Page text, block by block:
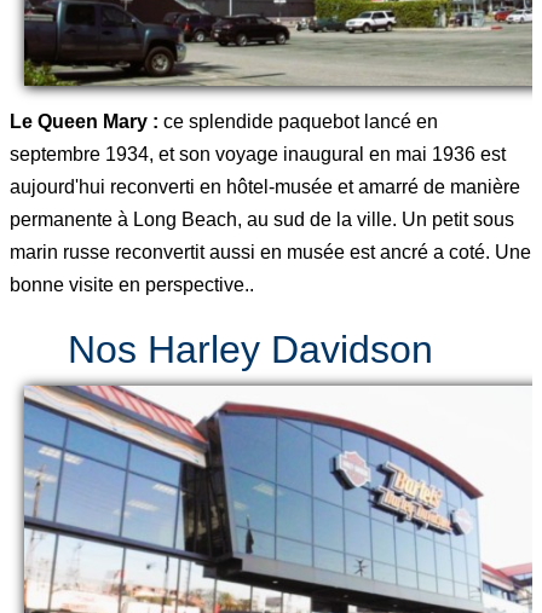
Le Queen Mary : ce splendide paquebot lancé en
septembre 1934, et son voyage inaugural en mai 1936 est
aujourd'hui reconverti en hôtel-musée et amarré de manière
permanente à Long Beach, au sud de la ville. Un petit sous
marin russe reconvertit aussi en musée est ancré a coté. Une
bonne visite en perspective..
Nos Harley Davidson